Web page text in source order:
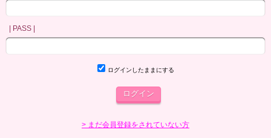
| PASS |
ログインしたままにする
> まだ会員登録をされていない方